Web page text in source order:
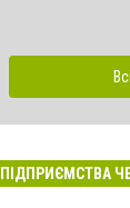
ПІДПРИЄМСТВА